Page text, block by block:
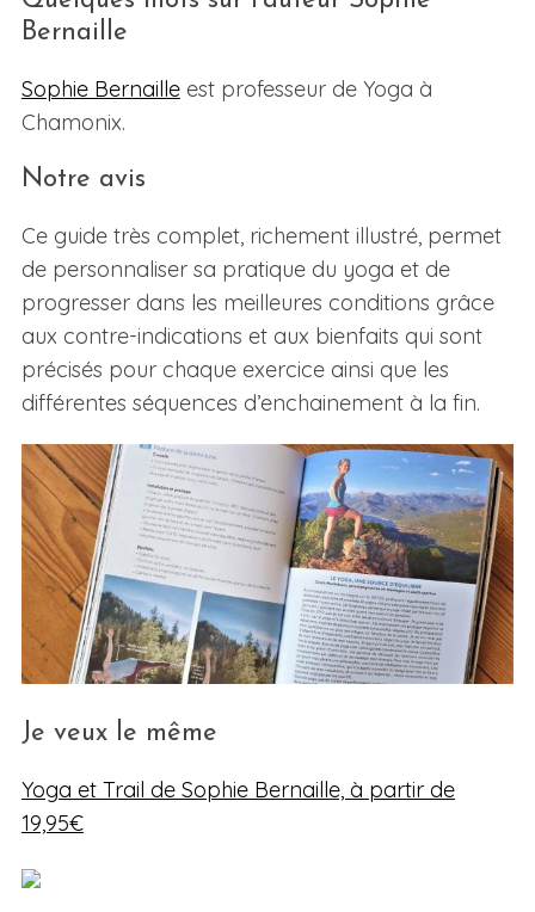
Bernaille
Sophie Bernailleest professeur de Yoga à
Chamonix.
Notre avis
Ce guide très complet, richement illustré, permet
de personnaliser sa pratique du yoga et de
progresser dans les meilleures conditions grâce
aux contre-indications et aux bienfaits qui sont
précisés pour chaque exercice ainsi que les
différentes séquences d’enchainement à la fin.
Je veux le même
Yoga et Trail de Sophie Bernaille, à partir de
19,95€